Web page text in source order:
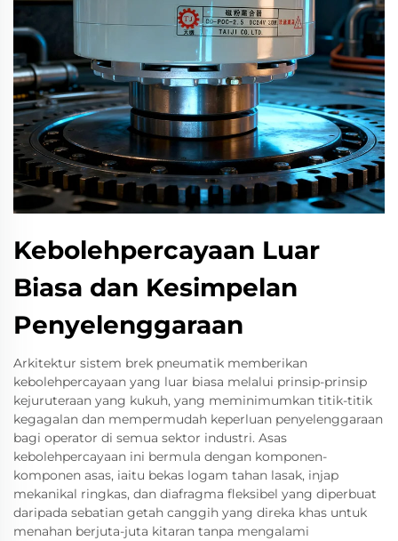
Kebolehpercayaan Luar
Biasa dan Kesimpelan
Penyelenggaraan
Arkitektur sistem brek pneumatik memberikan
kebolehpercayaan yang luar biasa melalui prinsip-prinsip
kejuruteraan yang kukuh, yang meminimumkan titik-titik
kegagalan dan mempermudah keperluan penyelenggaraan
bagi operator di semua sektor industri. Asas
kebolehpercayaan ini bermula dengan komponen-
komponen asas, iaitu bekas logam tahan lasak, injap
mekanikal ringkas, dan diafragma fleksibel yang diperbuat
daripada sebatian getah canggih yang direka khas untuk
menahan berjuta-juta kitaran tanpa mengalami